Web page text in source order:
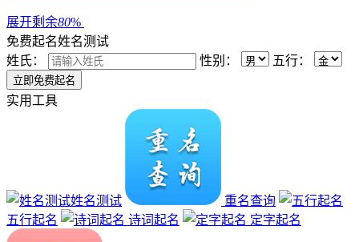
展开剩余80%
免费起名姓名测试
姓氏：
性别： 五行：
实用工具
姓名测试
重名查询
五行起名
诗词起名 定字起名